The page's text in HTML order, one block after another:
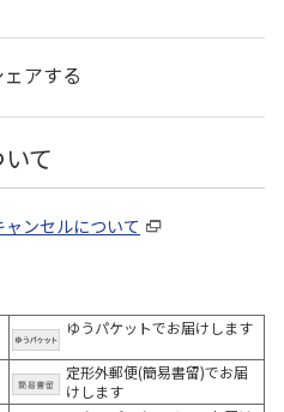
ェアする
て
ンセルについて
ゆうパケットでお届けします
定形外郵便(簡易書留)でお届
けします